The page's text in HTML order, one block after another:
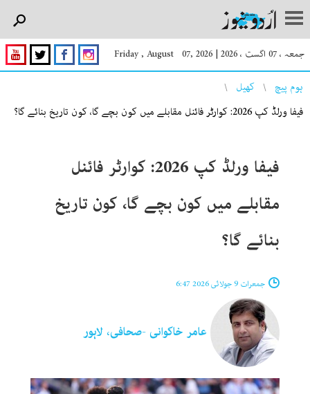
جمعہ ، 07 اگست ، 2026 |
Friday , August 07, 2026
You are here
ہوم پیچ
کھیل
فیفا ورلڈ کپ 2026: کوارٹر فائنل مقابلے میں کون بچے گا، کون تاریخ بنائے گا؟
فیفا ورلڈ کپ 2026: کوارٹر فائنل
مقابلے میں کون بچے گا، کون تاریخ
بنائے گا؟
جمعرات 9 جولائی 2026 6:47
عامر خاکوانی -صحافی، لاہور